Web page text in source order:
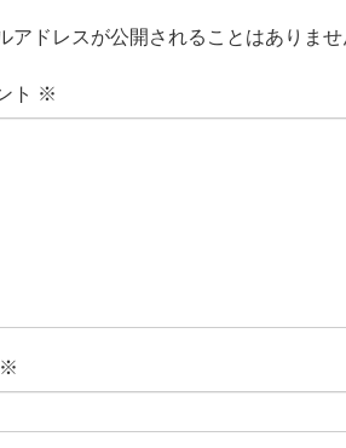
アドレスが公開されることはありませ
ト ※
※